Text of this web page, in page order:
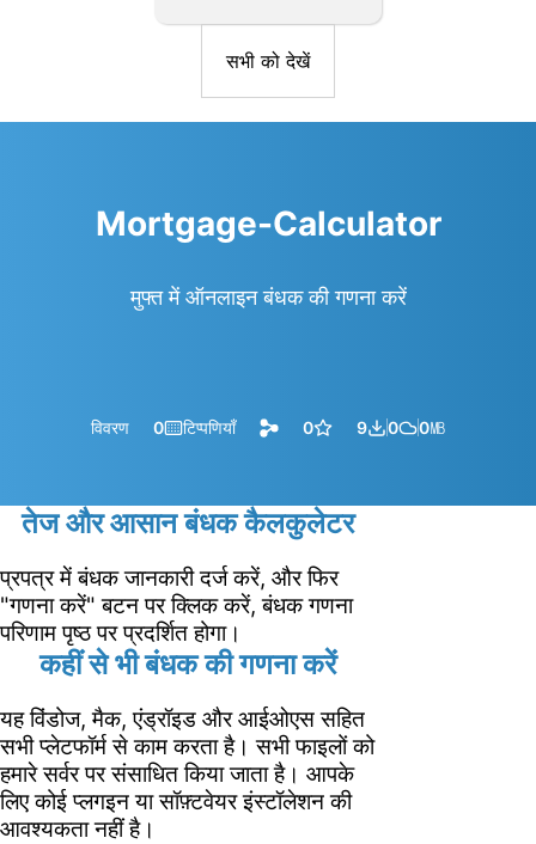
सभी को देखें
Mortgage-Calculator
मुफ्त में ऑनलाइन बंधक की गणना करें
विवरण 0 टिप्पणियाँ 0 9 0 0㎆︎
तेज और आसान बंधक कैलकुलेटर
प्रपत्र में बंधक जानकारी दर्ज करें, और फिर
"गणना करें" बटन पर क्लिक करें, बंधक गणना
परिणाम पृष्ठ पर प्रदर्शित होगा।
कहीं से भी बंधक की गणना करें
यह विंडोज, मैक, एंड्रॉइड और आईओएस सहित
सभी प्लेटफॉर्म से काम करता है। सभी फाइलों को
हमारे सर्वर पर संसाधित किया जाता है। आपके
लिए कोई प्लगइन या सॉफ़्टवेयर इंस्टॉलेशन की
आवश्यकता नहीं है।